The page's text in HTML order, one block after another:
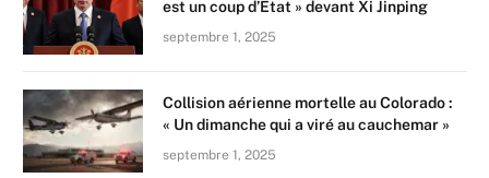
est un coup d’État » devant Xi Jinping
septembre 1, 2025
Collision aérienne mortelle au Colorado :
« Un dimanche qui a viré au cauchemar »
septembre 1, 2025